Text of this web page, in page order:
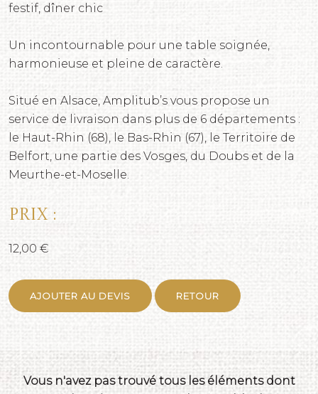
festif, dîner chic
Un incontournable pour une table soignée,
harmonieuse et pleine de caractère.
Situé en Alsace, Amplitub’s vous propose un
service de livraison dans plus de 6 départements :
le Haut-Rhin (68), le Bas-Rhin (67), le Territoire de
Belfort, une partie des Vosges, du Doubs et de la
Meurthe-et-Moselle.
Prix :
12,00 €
AJOUTER AU DEVIS RETOUR
Vous n'avez pas trouvé tous les éléments dont